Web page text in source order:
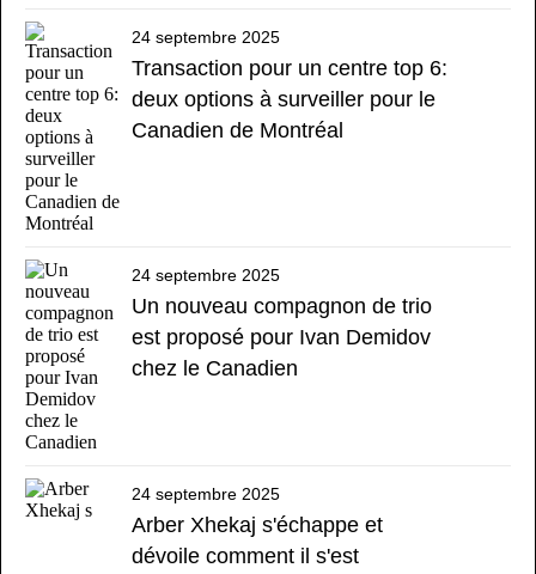
24 septembre 2025
Transaction pour un centre top 6:
deux options à surveiller pour le
Canadien de Montréal
24 septembre 2025
Un nouveau compagnon de trio
est proposé pour Ivan Demidov
chez le Canadien
24 septembre 2025
Arber Xhekaj s'échappe et
dévoile comment il s'est